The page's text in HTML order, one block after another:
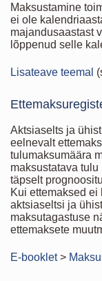
Maksustamine
ei ole
majandusaastast
lõppenud selle
Lisateave teemal
Aktsiaselts ja
eelnevalt
tulumaksumäära
maksustatava
täpselt
Kui ettemaksed ei
aktsiaseltsi ja
maksutagastuse
ettemaksete
E-booklet>